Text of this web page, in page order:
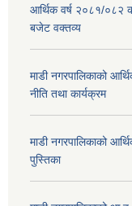
आर्थिक वर्ष २०८१/०८२ का
बजेट वक्तव्य
माडी नगरपालिकाको
नीति तथा कार्यक्रम
माडी नगरपालिकाको
पुस्तिका